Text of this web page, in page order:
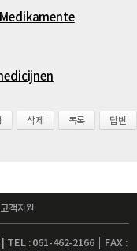
삭제 목록 답변
고객지원
TEL : 061-462-2166 │ FAX :